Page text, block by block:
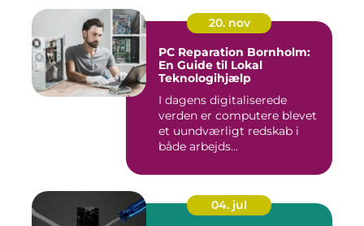
20. nov
PC Reparation Bornholm:
En Guide til Lokal
Teknologihjælp
I dagens digitaliserede
verden er computere blevet
et uundværligt redskab i
både arbejds...
04. jul